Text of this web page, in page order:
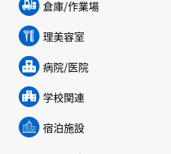
倉庫/作業場
理美容室
病院/医院
学校関連
宿泊施設